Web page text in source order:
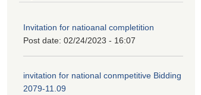
Invitation for natioanal completition
Post date: 02/24/2023 - 16:07
invitation for national conmpetitive Bidding
2079-11.09